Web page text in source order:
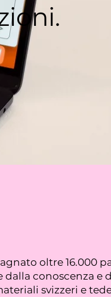
oltre 16.000
conoscenza e
svizzeri e